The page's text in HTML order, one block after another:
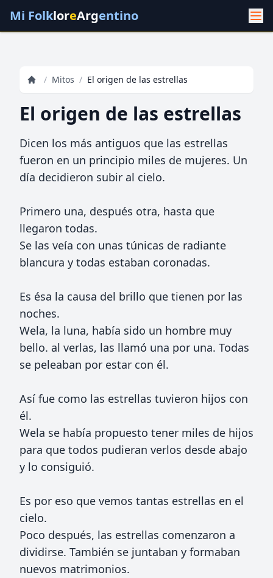
Mi FolkloreArgentino
/ Mitos / El origen de las estrellas
El origen de las estrellas
Dicen los más antiguos que las estrellas
fueron en un principio miles de mujeres. Un
día decidieron subir al cielo.
Primero una, después otra, hasta que
llegaron todas.
Se las veía con unas túnicas de radiante
blancura y todas estaban coronadas.
Es ésa la causa del brillo que tienen por las
noches.
Wela, la luna, había sido un hombre muy
bello. al verlas, las llamó una por una. Todas
se peleaban por estar con él.
Así fue como las estrellas tuvieron hijos con
él.
Wela se había propuesto tener miles de hijos
para que todos pudieran verlos desde abajo
y lo consiguió.
Es por eso que vemos tantas estrellas en el
cielo.
Poco después, las estrellas comenzaron a
dividirse. También se juntaban y formaban
nuevos matrimonios.